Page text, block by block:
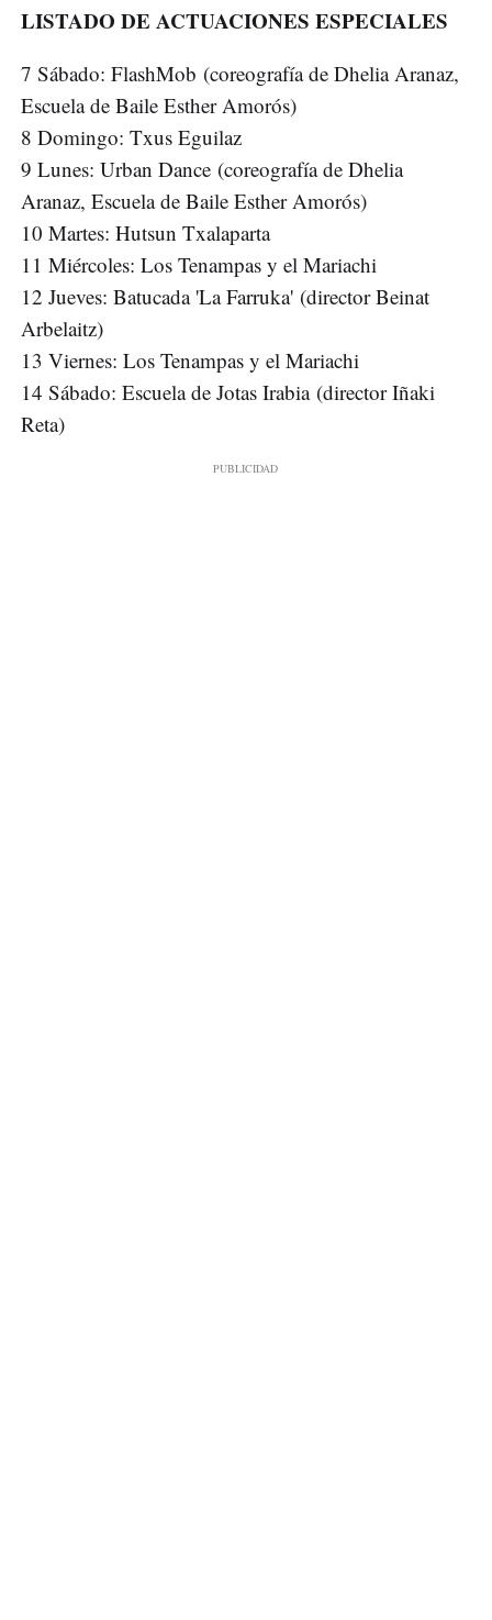
LISTADO DE ACTUACIONES ESPECIALES
7 Sábado: FlashMob (coreografía de Dhelia Aranaz,
Escuela de Baile Esther Amorós)
8 Domingo: Txus Eguilaz
9 Lunes: Urban Dance (coreografía de Dhelia
Aranaz, Escuela de Baile Esther Amorós)
10 Martes: Hutsun Txalaparta
11 Miércoles: Los Tenampas y el Mariachi
12 Jueves: Batucada 'La Farruka' (director Beinat
Arbelaitz)
13 Viernes: Los Tenampas y el Mariachi
14 Sábado: Escuela de Jotas Irabia (director Iñaki
Reta)